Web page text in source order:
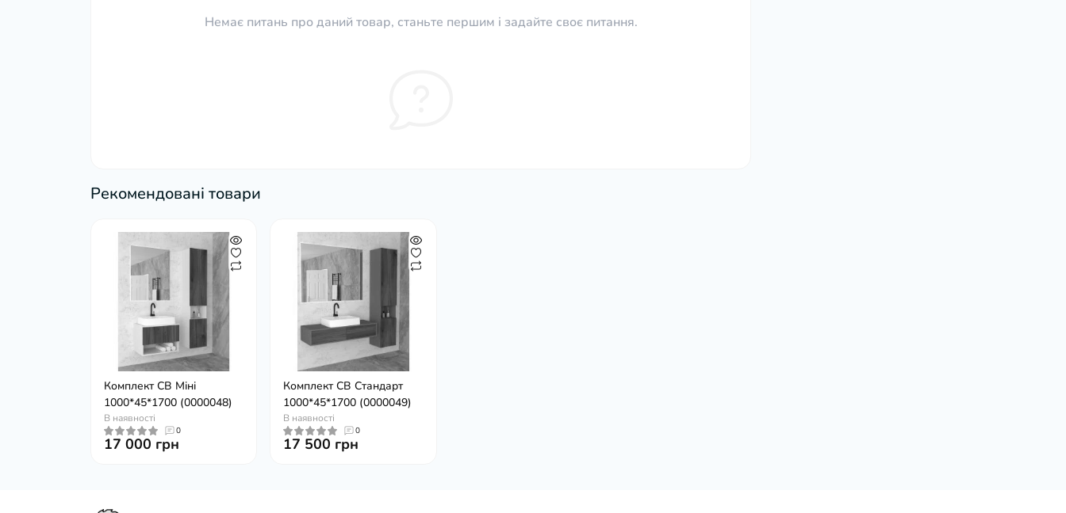
Немає питань про даний товар, станьте першим і задайте своє питання.
Рекомендовані товари
Комплект СВ Міні
1000*45*1700 (0000048)
В наявності
0
17 000 грн
Комплект СВ Стандарт
1000*45*1700 (0000049)
В наявності
0
17 500 грн